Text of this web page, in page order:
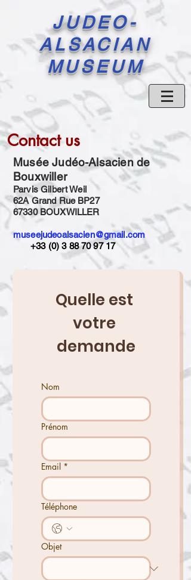
JUDEO-
ALSACIAN
MUSEUM
Contact us
Musée Judéo-Alsacien de
Bouxwiller
Parvis Gilbert Weil
62A Grand Rue BP27
67330 BOUXWILLER
museejudeoalsacien@gmail.com
+33 (0) 3 88 70 97 17
Quelle est
votre
demande
Nom
Prénom
Email *
Téléphone
Objet